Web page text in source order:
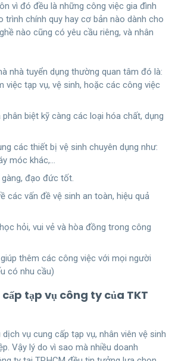
vì đó đều là những công việc gia đình
trình chính quy hay cơ bản nào dành cho
nào cũng có yêu cầu riêng, và nhân
nhà tuyển dụng thường quan tâm đó là:
việc tạp vụ, vệ sinh, hoặc các công việc
biệt kỹ càng các loại hóa chất, dụng
các thiết bị vệ sinh chuyên dụng như:
móc khác,…
đạo đức tốt.
các vấn đề vệ sinh an toàn, hiệu quả
hỏi, vui vẻ và hòa đồng trong công
thêm các công việc với mọi người
có nhu cầu)
tạp vụ công ty của TKT
vụ cung cấp tạp vụ, nhân viên vệ sinh
Vậy lý do vì sao mà nhiều doanh